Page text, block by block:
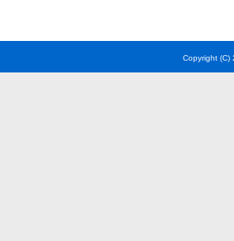
Copyright